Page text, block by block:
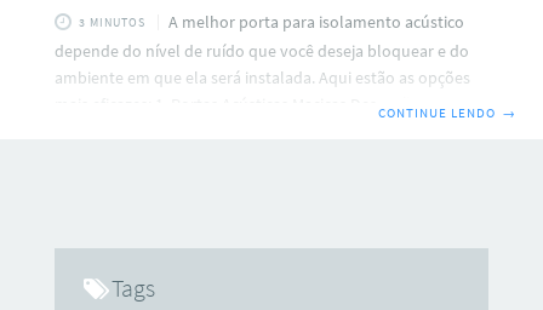
3 MINUTOS
A melhor porta para isolamento acústico
depende do nível de ruído que você deseja bloquear e do
ambiente em que ela será instalada. Aqui estão as opções
mais eficazes: 1. Portas Acústicas Maciças Descrição: Feitas
CONTINUE LENDO →
Tags